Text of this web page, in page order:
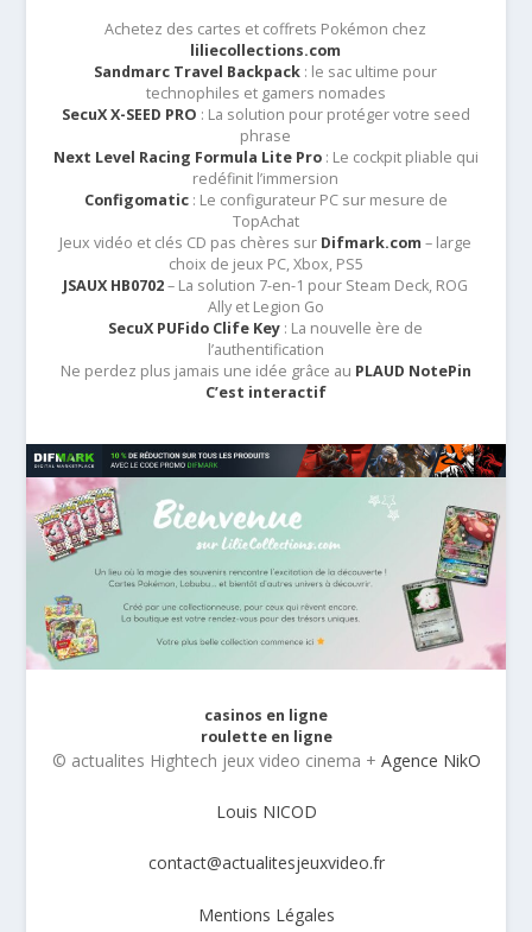
Achetez des cartes et coffrets Pokémon chez
liliecollections.com
Sandmarc Travel Backpack : le sac ultime pour
technophiles et gamers nomades
SecuX X-SEED PRO : La solution pour protéger votre seed
phrase
Next Level Racing Formula Lite Pro: Le cockpit pliable qui
redéfinit l’immersion
Configomatic: Le configurateur PC sur mesure de
TopAchat
Jeux vidéo et clés CD pas chères sur Difmark.com – large
choix de jeux PC, Xbox, PS5
JSAUX HB0702– La solution 7-en-1 pour Steam Deck, ROG
Ally et Legion Go
SecuX PUFido Clife Key : La nouvelle ère de
l’authentification
Ne perdez plus jamais une idée grâce au PLAUD NotePin
C’est interactif
casinos en ligne
roulette en ligne
© actualites Hightech jeux video cinema + Agence NikO
Louis NICOD
contact@actualitesjeuxvideo.fr
Mentions Légales